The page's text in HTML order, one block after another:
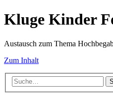
Kluge Kinder
Austausch zum Thema
Zum Inhalt